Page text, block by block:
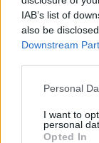
IAB’s list of
also be
Downstream
Personal
I want to
personal
Opted In